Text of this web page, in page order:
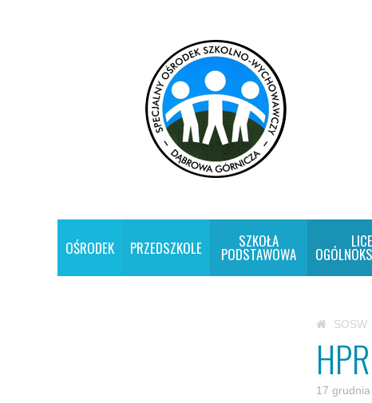
OŚRODEK PRZEDSZKOLE SZKOŁA
PODSTAWOWA
SOSW
17 grudnia